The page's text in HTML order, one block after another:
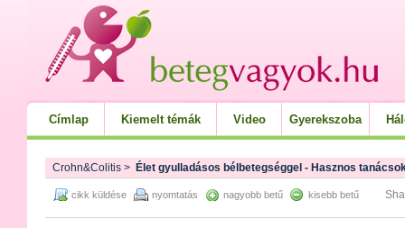
Címlap Kiemelt témák Video Gyerekszoba
Crohn&Colitis > Élet gyulladásos bélbetegséggel - Hasznos
cikk küldése nyomtatás nagyobb betű kisebb betű